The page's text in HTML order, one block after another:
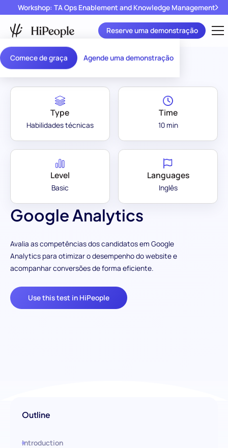
Comece de graça Agende uma demonstração
Workshop: TA Ops Enablement and Knowledge Management
Reserve uma demonstração
Assessment Library
Google Analytics
Avalia as competências dos candidatos em Google
Analytics para otimizar o desempenho do website e
acompanhar conversões de forma eficiente.
Use this test in HiPeople
Type
Habilidades técnicas
Time
10 min
Level
Basic
Languages
Inglês
Outline
Introduction